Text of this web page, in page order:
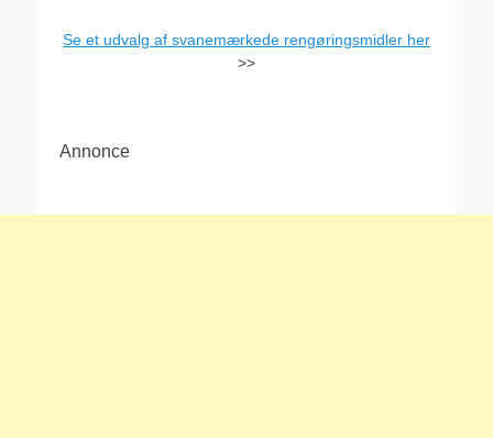
Se et udvalg af svanemærkede rengøringsmidler her
>>
Annonce